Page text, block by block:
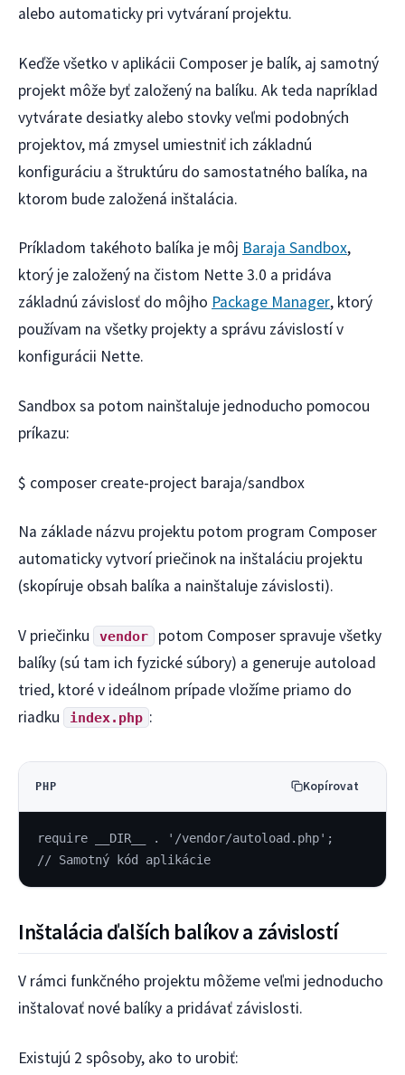
alebo automaticky pri vytváraní projektu.
Keďže všetko v aplikácii Composer je balík, aj samotný
projekt môže byť založený na balíku. Ak teda napríklad
vytvárate desiatky alebo stovky veľmi podobných
projektov, má zmysel umiestniť ich základnú
konfiguráciu a štruktúru do samostatného balíka, na
ktorom bude založená inštalácia.
Príkladom takéhoto balíka je môj Baraja Sandbox,
ktorý je založený na čistom Nette 3.0 a pridáva
základnú závislosť do môjho Package Manager, ktorý
používam na všetky projekty a správu závislostí v
konfigurácii Nette.
Sandbox sa potom nainštaluje jednoducho pomocou
príkazu:
$ composer create-project baraja/sandbox
Na základe názvu projektu potom program Composer
automaticky vytvorí priečinok na inštaláciu projektu
(skopíruje obsah balíka a nainštaluje závislosti).
V priečinku vendor
potom Composer spravuje všetky
balíky (sú tam ich fyzické súbory) a generuje autoload
tried, ktoré v ideálnom prípade vložíme priamo do
riadku
index.php :
PHP Kopírovat
require __DIR__ . '/vendor/autoload.php';
// Samotný kód aplikácie
Inštalácia ďalších balíkov a závislostí
V rámci funkčného projektu môžeme veľmi jednoducho
inštalovať nové balíky a pridávať závislosti.
Existujú 2 spôsoby, ako to urobiť: